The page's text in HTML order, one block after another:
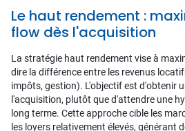
Le haut rendement :
flow dès l'acquisition
La stratégie haut rendement vise à
dire la différence entre les revenus
impôts, gestion). L'objectif est d'obtenir
l'acquisition, plutôt que d'attendre une
long terme. Cette approche cible les
les loyers relativement élevés, générant